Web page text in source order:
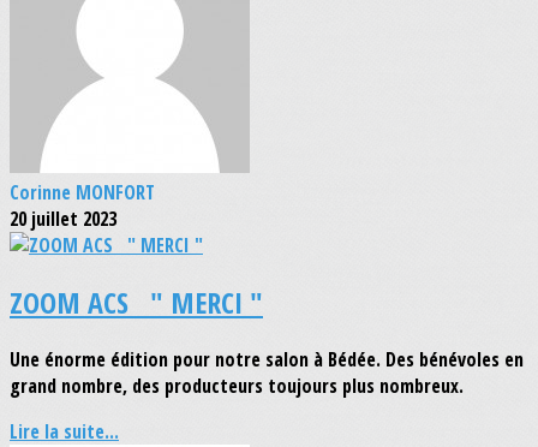
Corinne MONFORT
20 juillet 2023
ZOOM ACS " MERCI "
Une énorme édition pour notre salon à Bédée. Des bénévoles en
grand nombre, des producteurs toujours plus nombreux.
Lire la suite...